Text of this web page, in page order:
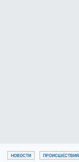
НОВОСТИ ПРОИСШЕСТВИЯ